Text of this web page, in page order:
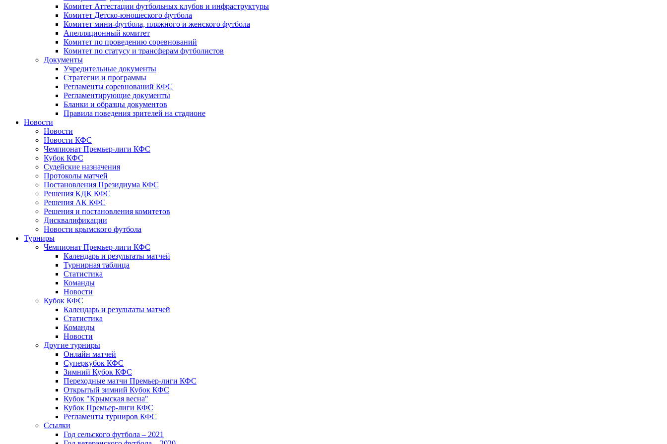
Комитет Аттестации футбольных клубов и инфраструктуры
Комитет Детско-юношеского футбола
Комитет мини-футбола, пляжного и женского футбола
Апелляционный комитет
Комитет по проведению соревнований
Комитет по статусу и трансферам футболистов
Документы
Учредительные документы
Стратегии и программы
Регламенты соревнований КФС
Регламентирующие документы
Бланки и образцы документов
Правила поведения зрителей на стадионе
Новости
Новости
Новости КФС
Чемпионат Премьер-лиги КФС
Кубок КФС
Судейские назначения
Протоколы матчей
Постановления Президиума КФС
Решения КДК КФС
Решения АК КФС
Решения и постановления комитетов
Дисквалификации
Новости крымского футбола
Турниры
Чемпионат Премьер-лиги КФС
Календарь и результаты матчей
Турнирная таблица
Статистика
Команды
Новости
Кубок КФС
Календарь и результаты матчей
Статистика
Команды
Новости
Другие турниры
Онлайн матчей
Суперкубок КФС
Зимний Кубок КФС
Переходные матчи Премьер-лиги КФС
Открытый зимний Кубок КФС
Кубок "Крымская весна"
Кубок Премьер-лиги КФС
Регламенты турниров КФС
Ссылки
Год сельского футбола – 2021